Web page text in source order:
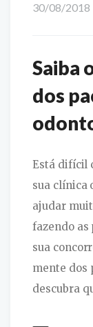
30/08/2018
Saiba
dos
Está difícil
sua clínica
ajudar
fazendo as
sua
mente dos
descubra